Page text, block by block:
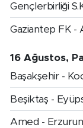
Gençlerbirliği
Gaziantep FK -
16 Ağustos,
Başakşehir -
Beşiktaş -
Amed -